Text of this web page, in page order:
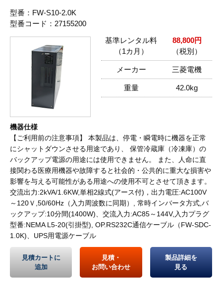
型番：FW-S10-2.0K
型番コード：27155200
基準レンタル料
（1カ月）
88,800円
（税別）
メーカー 三菱電機
重量 42.0kg
機器仕様
【ご利用前の注意事項】 本製品は、停電・瞬電時に機器を正常
にシャットダウンさせる用途であり、 保管冷蔵庫（冷凍庫）の
バックアップ電源の用途には使用できません。 また、人命に直
接関わる医療用機器や故障すると社会的・公共的に重大な損害や
影響を与える可能性がある用途への使用不可とさせて頂きます。
交流出力:2kVA/1.6KW,単相2線式(アース付)，出力電圧:AC100V
～120Ｖ,50/60Hz（入力周波数に同期）, 常時インバータ方式,バ
ックアップ:10分間(1400W)、交流入力:AC85～144V,入力プラグ
型番:NEMA L5-20(引掛型), OP.RS232C通信ケーブル（FW-SDC-
1.0K)、UPS用電源ケーブル
見積カートに
追加
見積・
お問い合わせ
製品詳細を
見る